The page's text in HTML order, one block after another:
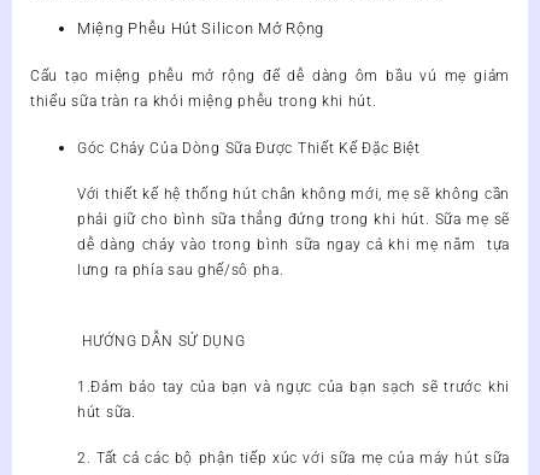
Miệng Phễu Hút Silicon Mở Rộng
Cấu tạo miệng phễu mở rộng để dễ dàng ôm bầu vú mẹ giảm
thiểu sữa tràn ra khỏi miệng phễu trong khi hút.
Góc Chảy Của Dòng Sữa Được Thiết Kế Đặc Biệt
Với thiết kế hệ thống hút chân không mới, mẹ sẽ không cần
phải giữ cho bình sữa thẳng đứng trong khi hút. Sữa mẹ sẽ
dễ dàng chảy vào trong bình sữa ngay cả khi mẹ nằm tựa
lưng ra phía sau ghế/sô pha.
HƯỚNG DẪN SỬ DỤNG
1.Đảm bảo tay của bạn và ngực của bạn sạch sẽ trước khi
hút sữa.
2. Tất cả các bộ phận tiếp xúc với sữa mẹ của máy hút sữa